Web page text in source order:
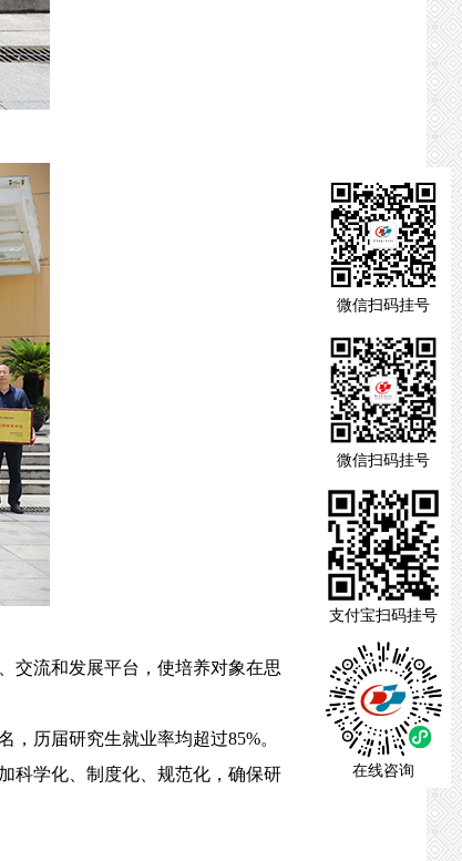
流和发展平台，使培养对象在思
历届研究生就业率均超过85%。
科学化、制度化、规范化，确保研
微信扫码挂号
微信扫码挂号
支付宝扫码挂号
在线咨询